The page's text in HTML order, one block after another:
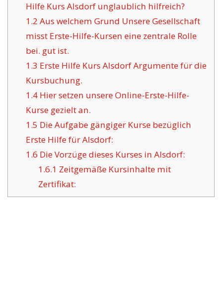
Hilfe Kurs Alsdorf unglaublich hilfreich?
1.2 Aus welchem Grund Unsere Gesellschaft
misst Erste-Hilfe-Kursen eine zentrale Rolle
bei. gut ist.
1.3 Erste Hilfe Kurs Alsdorf Argumente für die
Kursbuchung.
1.4Hier setzen unsere Online-Erste-Hilfe-
Kurse gezielt an.
1.5 Die Aufgabe gängiger Kurse bezüglich
Erste Hilfe für Alsdorf:
1.6 Die Vorzüge dieses Kurses in Alsdorf:
1.6.1 Zeitgemäße Kursinhalte mit
Zertifikat: